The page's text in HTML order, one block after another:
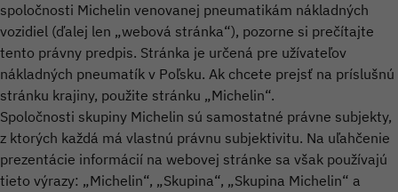
spoločnosti Michelin venovanej pneumatikám nákladných
vozidiel (ďalej len „webová stránka“), pozorne si prečítajte
tento právny predpis. Stránka je určená pre užívateľov
nákladných pneumatík v Poľsku. Ak chcete prejsť na príslušnú
stránku krajiny, použite stránku „Michelin“.
Spoločnosti skupiny Michelin sú samostatné právne subjekty,
z ktorých každá má vlastnú právnu subjektivitu. Na uľahčenie
prezentácie informácií na webovej stránke sa však používajú
tieto výrazy: „Michelin“, „Skupina“, „Skupina Michelin“ a